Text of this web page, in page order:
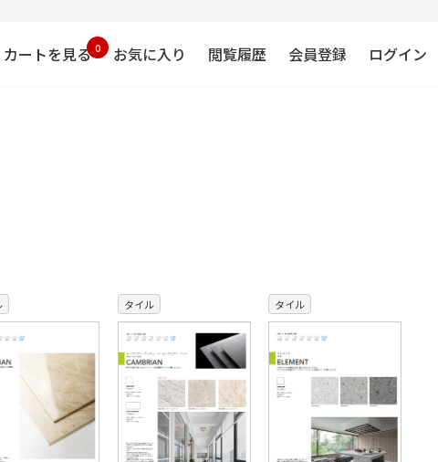
カートを見る 0 お気に入り 閲覧履歴 会員登録 ログイン
タイル タイル